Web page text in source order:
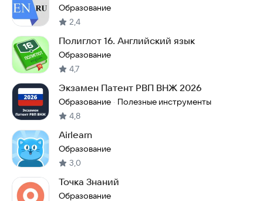
Образование
2,4
Полиглот 16. Английский язык
Образование
4,7
Экзамен Патент РВП ВНЖ 2026
Образование · Полезные инструменты
4,8
Airlearn
Образование
3,0
Точка Знаний
Образование